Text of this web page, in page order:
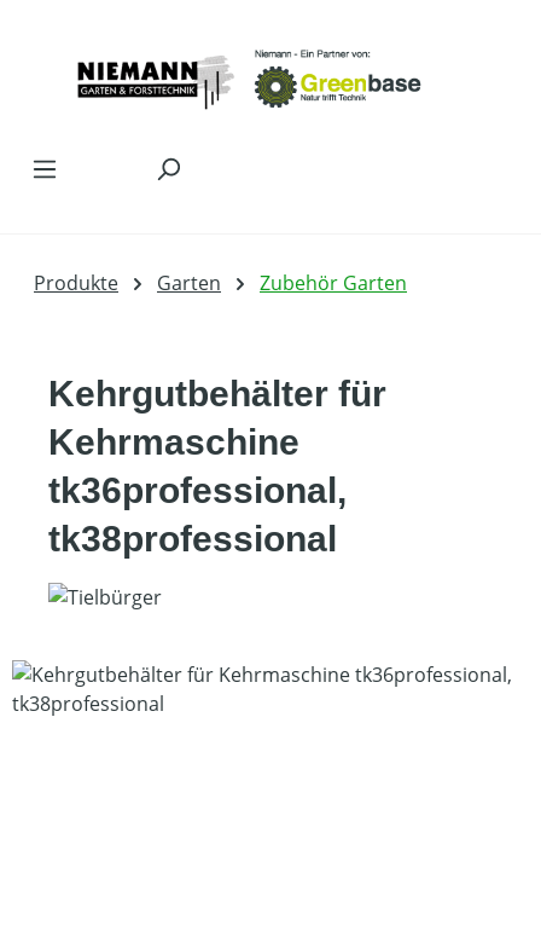
Produkte Garten Zubehör Garten
Kehrgutbehälter für
Kehrmaschine
tk36professional,
tk38professional
Bildergalerie überspringen